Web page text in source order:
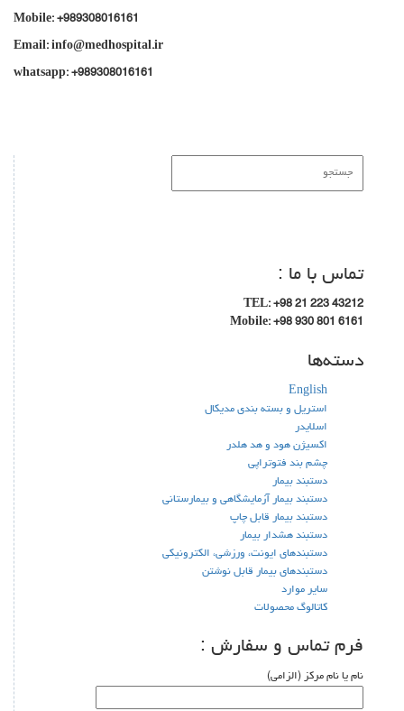
Mobile: +989308016161
Email: info@medhospital.ir
whatsapp: +989308016161
تماس با ما :
TEL: +98 21 223 43212
Mobile: +98 930 801 6161
دسته‌ها
English
استریل و بسته بندی مدیکال
اسلایدر
اکسیژن هود و هد هلدر
چشم بند فتوتراپی
دستبند بیمار
دستبند بیمار آزمایشگاهی و بیمارستانی
دستبند بیمار قابل چاپ
دستبند هشدار بیمار
دستبندهای ایونت، ورزشی، الکترونیکی
دستبندهای بیمار قابل نوشتن
سایر موارد
کاتالوگ محصولات
فرم تماس و سفارش :
نام یا نام مرکز (الزامی)